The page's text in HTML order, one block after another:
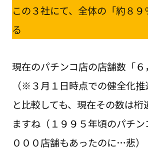
この３社にて、全体の「約８
る
現在のパチンコ店の店舗数「６
（※３月１日時点での健全化推
と比較しても、現在その数は桁
ますね（１９９５年頃のパチン
０００店舗もあったのに…悲）